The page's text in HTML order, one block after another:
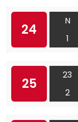
24
N
1
25
23
2